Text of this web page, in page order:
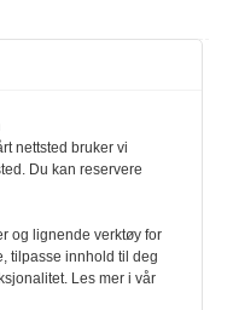
fra forrige
i folketall. For å lese
Ny abonnent? Velg
bedrifter.
nettsted bruker vi
Du kan reservere
og lignende verktøy for
tilpasse innhold til deg
Les mer i vår